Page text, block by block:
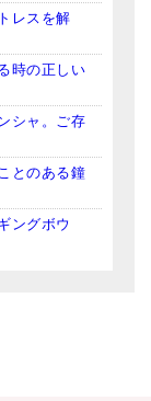
レスを解
時の正しい
シャ。ご存
とのある鐘
ングボウ